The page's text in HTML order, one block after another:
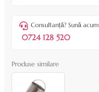
Consultanță? Sună acum
0724 128 520
Produse similare